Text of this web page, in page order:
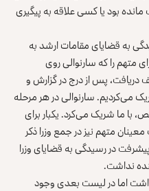
بود یا کسی علاقه به پیگیری
به قضایای مقامات ارشد به
متهم را که سارنوالی روی
دریافت، پس از درج در گزارش و
می‌کردیم. سارنوالی در هر مرحله
با ما شریک می‌کرد. یکبار برای
متهم نیز در جمع وزرا ذکر
در رسیدگی به قضایای وزرا
نداشت.
اما در لیست بعدی وجود